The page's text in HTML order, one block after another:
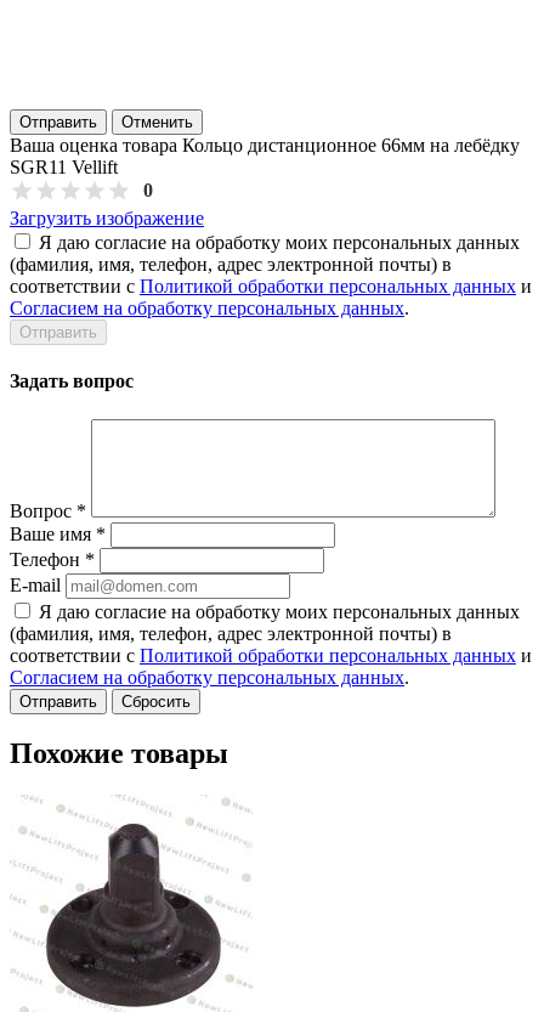
Отправить Отменить
Ваша оценка товара Кольцо дистанционное 66мм на лебёдку
SGR11 Vellift
0
Загрузить изображение
Я даю согласие на обработку моих персональных данных
(фамилия, имя, телефон, адрес электронной почты) в
соответствии с Политикой обработки персональных данных и
Согласием на обработку персональных данных.
Задать вопрос
Вопрос *
Ваше имя *
Телефон *
E-mail
Я даю согласие на обработку моих персональных данных
(фамилия, имя, телефон, адрес электронной почты) в
соответствии с Политикой обработки персональных данных и
Согласием на обработку персональных данных.
Сбросить
Похожие товары